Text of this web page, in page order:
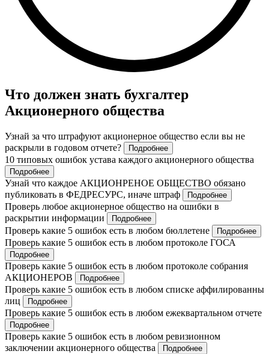
Что должен знать бухгалтер
Акционерного общества
Узнай за что штрафуют акционерное общество если вы не
раскрыли в годовом отчете?
Подробнее
10 типовых ошибок устава каждого акционерного общества
Подробнее
Узнай что каждое АКЦИОНРЕНОЕ ОБЩЕСТВО обязано
публиковать в ФЕДРЕСУРС, иначе штраф
Подробнее
Проверь любое акционерное общество на ошибки в
раскрытии информации
Подробнее
Проверь какие 5 ошибок есть в любом бюллетене Подробнее
Проверь какие 5 ошибок есть в любом протоколе ГОСА
Подробнее
Проверь какие 5 ошибок есть в любом протоколе собрания
АКЦИОНЕРОВ
Подробнее
Проверь какие 5 ошибок есть в любом списке аффилированны
лиц
Подробнее
Проверь какие 5 ошибок есть в любом ежеквартальном отчете
Подробнее
Проверь какие 5 ошибок есть в любом ревизионном
заключении акционерного общества
Подробнее